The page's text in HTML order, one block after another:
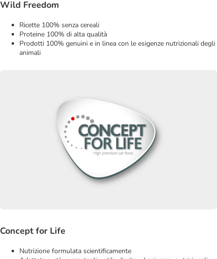
Wild Freedom
Ricette 100% senza cereali
Proteine 100% di alta qualità
Prodotti 100% genuini e in linea con le esigenze nutrizionali degli
animali
Concept for Life
Nutrizione formulata scientificamente